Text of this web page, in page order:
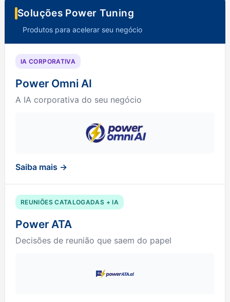
Soluções Power Tuning
Produtos para acelerar seu negócio
IA CORPORATIVA
Power Omni AI
A IA corporativa do seu negócio
Saiba mais →
REUNIÕES CATALOGADAS + IA
Power ATA
Decisões de reunião que saem do papel